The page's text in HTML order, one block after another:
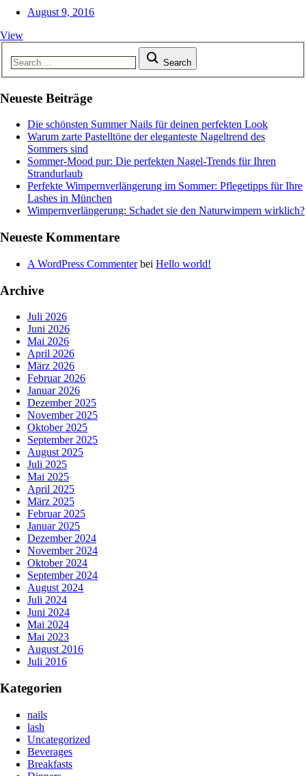
August 9, 2016
View
Search
Neueste Beiträge
Die schönsten Summer Nails für deinen perfekten Look
Warum zarte Pastelltöne der eleganteste Nageltrend des
Sommers sind
Sommer-Mood pur: Die perfekten Nagel-Trends für Ihren
Strandurlaub
Perfekte Wimpernverlängerung im Sommer: Pflegetipps für Ihre
Lashes in München
Wimpernverlängerung: Schadet sie den Naturwimpern wirklich?
Neueste Kommentare
A WordPress Commenterbei Hello world!
Archive
Juli 2026
Juni 2026
Mai 2026
April 2026
März 2026
Februar 2026
Januar 2026
Dezember 2025
November 2025
Oktober 2025
September 2025
August 2025
Juli 2025
Mai 2025
April 2025
März 2025
Februar 2025
Januar 2025
Dezember 2024
November 2024
Oktober 2024
September 2024
August 2024
Juli 2024
Juni 2024
Mai 2024
Mai 2023
August 2016
Juli 2016
Kategorien
nails
lash
Uncategorized
Beverages
Breakfasts